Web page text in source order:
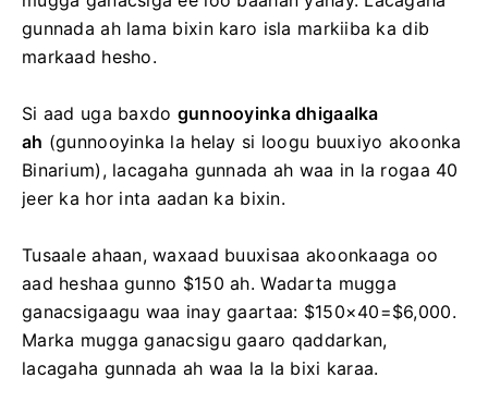
gunnada ah lama bixin karo isla markiiba ka dib
markaad hesho.
Si aad uga baxdo gunnooyinka dhigaalka
ah (gunnooyinka la helay si loogu buuxiyo akoonka
Binarium), lacagaha gunnada ah waa in la rogaa 40
jeer ka hor inta aadan ka bixin.
Tusaale ahaan, waxaad buuxisaa akoonkaaga oo
aad heshaa gunno $150 ah. Wadarta mugga
ganacsigaagu waa inay gaartaa: $150×40=$6,000.
Marka mugga ganacsigu gaaro qaddarkan,
lacagaha gunnada ah waa la la bixi karaa.